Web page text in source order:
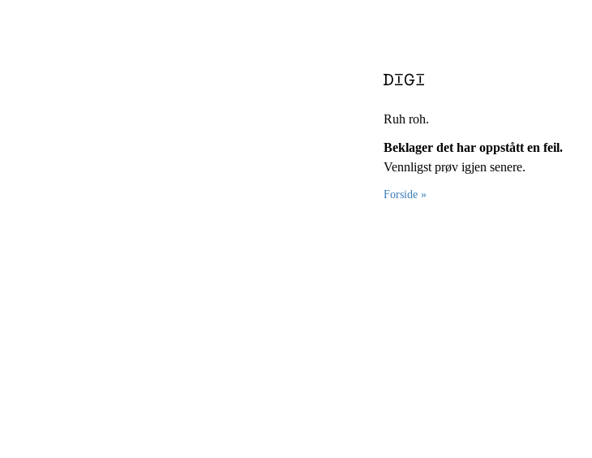
Ruh roh.
Beklager det har oppstått en feil.
Vennligst prøv igjen senere.
Forside »